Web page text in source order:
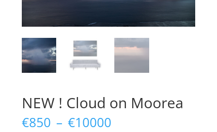
NEW ! Cloud on Moorea
€850 – €10000Plage